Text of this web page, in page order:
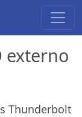
externo
Thunderbolt